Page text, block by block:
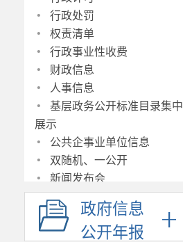
· 行政处罚
· 权责清单
· 行政事业性收费
· 财政信息
· 人事信息
·
基层政务公开标准目录集中
展示
· 公共企事业单位信息
· 双随机、一公开
· 新闻发布会
· 决策草案意见征集反馈
· 建议提案办理
政府信息
公开年报